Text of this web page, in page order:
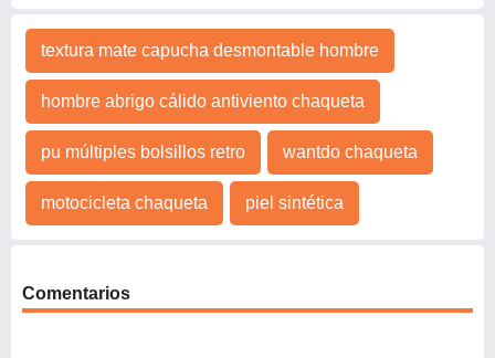
textura mate capucha desmontable hombre
hombre abrigo cálido antiviento chaqueta
pu múltiples bolsillos retro wantdo chaqueta
motocicleta chaqueta piel sintética
Comentarios